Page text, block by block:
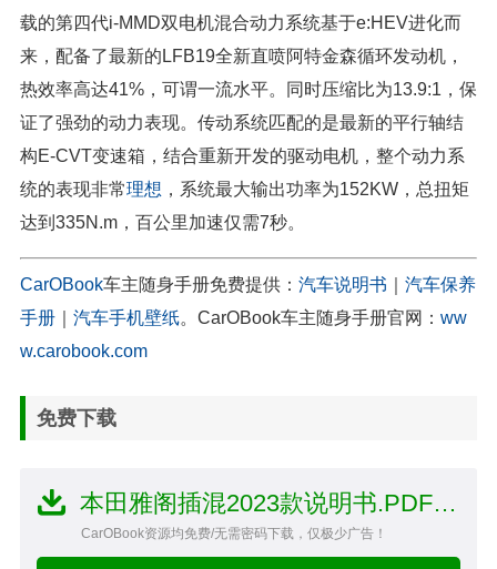
载的第四代i-MMD双电机混合动力系统基于e:HEV进化而
来，配备了最新的LFB19全新直喷阿特金森循环发动机，
热效率高达41%，可谓一流水平。同时压缩比为13.9:1，保
证了强劲的动力表现。传动系统匹配的是最新的平行轴结
构E-CVT变速箱，结合重新开发的驱动电机，整个动力系
统的表现非常理想 ，系统最大输出功率为152KW，总扭矩
达到335N.m，百公里加速仅需7秒。
CarOBook车主随身手册免费提供： 汽车说明书
汽车保养
手册
汽车手机壁纸。CarOBook车主随身手册官网： ww
w.carobook.com
免费下载
本田雅阁插混2023款说明书.PDF文件
CarOBook资源均免费/无需密码下载，仅极少广告！